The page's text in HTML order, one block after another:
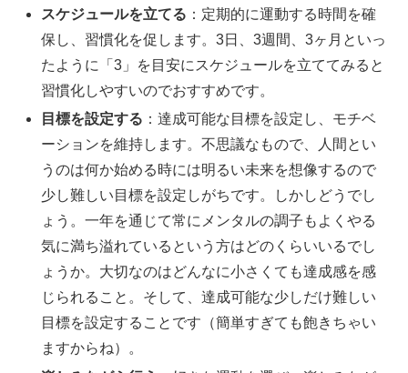
スケジュールを立てる ：定期的に運動する時間を確
保し、習慣化を促します。3日、3週間、3ヶ月といっ
たように「3」を目安にスケジュールを立ててみると
習慣化しやすいのでおすすめです。
目標を設定する ：達成可能な目標を設定し、モチベ
ーションを維持します。不思議なもので、人間とい
うのは何か始める時には明るい未来を想像するので
少し難しい目標を設定しがちです。しかしどうでし
ょう。一年を通じて常にメンタルの調子もよくやる
気に満ち溢れているという方はどのくらいいるでし
ょうか。大切なのはどんなに小さくても達成感を感
じられること。そして、達成可能な少しだけ難しい
目標を設定することです（簡単すぎても飽きちゃい
ますからね）。